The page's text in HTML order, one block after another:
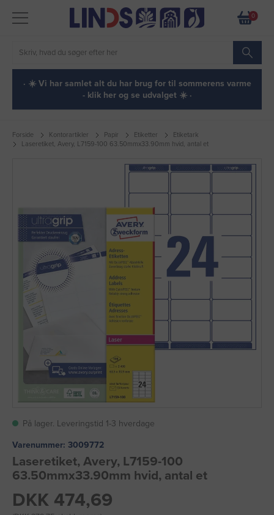
0
· ☀️ Vi har samlet alt du har brug for til sommerens varme
- klik her og se udvalget ☀️ ·
Forside Kontorartikler Papir Etiketter
Etiketark
Laseretiket, Avery, L7159-100 63.50mmx33.90mm hvid, antal et
På lager. Leveringstid 1-3 hverdage
Varenummer: 3009772
Laseretiket, Avery, L7159-100
63.50mmx33.90mm hvid, antal et
DKK 474,69